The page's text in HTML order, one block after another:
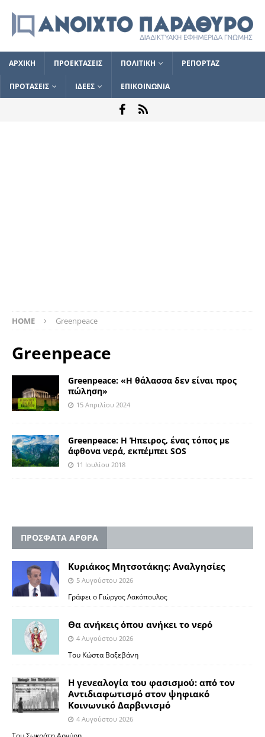
ΑΡΧΙΚΗ ΠΡΟΕΚΤΑΣΕΙΣ ΠΟΛΙΤΙΚΗ ΡΕΠΟΡΤΑΖ
ΠΡΟΤΑΣΕΙΣ ΙΔΕΕΣ ΕΠΙΚΟΙΝΩΝΙΑ
HOME Greenpeace
Greenpeace
Greenpeace: «Η θάλασσα δεν είναι προς
πώληση»
15 Απριλίου 2024
Greenpeace: Η Ήπειρος, ένας τόπος με
άφθονα νερά, εκπέμπει SOS
11 Ιουλίου 2018
ΠΡΟΣΦΑΤΑ ΑΡΘΡΑ
Κυριάκος Μητσοτάκης: Αναλγησίες
5 Αυγούστου 2026
Γράφει ο Γιώργος Λακόπουλος
Θα ανήκεις όπου ανήκει το νερό
4 Αυγούστου 2026
Του Κώστα Βαξεβάνη
Η γενεαλογία του φασισμού: από τον
Αντιδιαφωτισμό στον ψηφιακό
Κοινωνικό Δαρβινισμό
4 Αυγούστου 2026